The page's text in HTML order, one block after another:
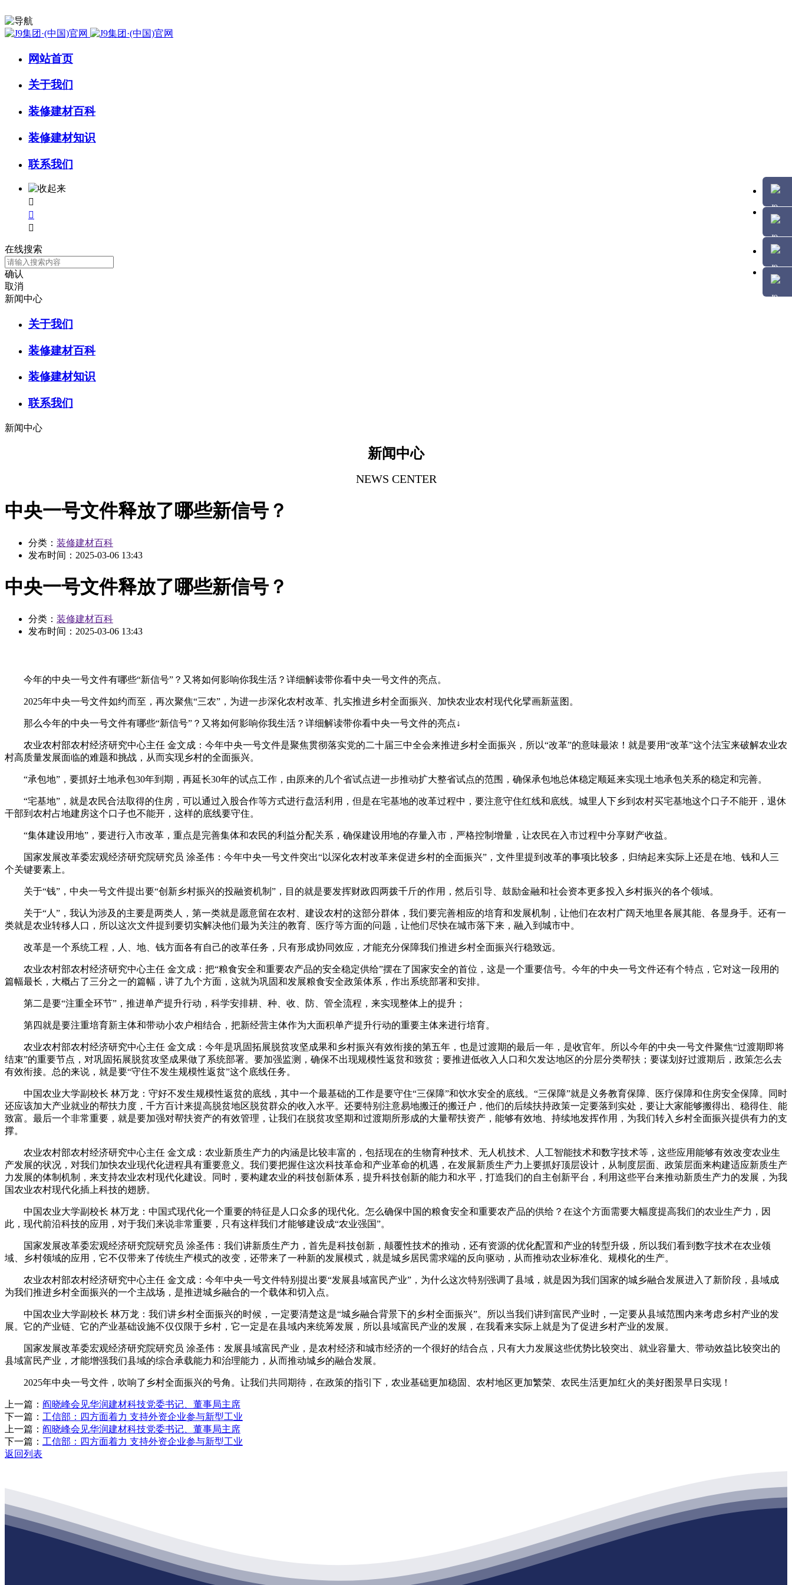
网站首页
关于我们
装修建材百科
装修建材知识
联系我们



在线搜索
确认
取消
新闻中心
关于我们
装修建材百科
装修建材知识
联系我们
新闻中心
新闻中心
NEWS CENTER
中央一号文件释放了哪些新信号？
分类： 装修建材百科
发布时间： 2025-03-06 13:43
中央一号文件释放了哪些新信号？
分类： 装修建材百科
发布时间： 2025-03-06 13:43
今年的中央一号文件有哪些“新信号”？又将如何影响你我生活？详细解读带你看中央一号文件的亮点。
2025年中央一号文件如约而至，再次聚焦“三农”，为进一步深化农村改革、扎实推进乡村全面振兴、加快农业农村现代化擘画新蓝图。
那么今年的中央一号文件有哪些“新信号”？又将如何影响你我生活？详细解读带你看中央一号文件的亮点↓
农业农村部农村经济研究中心主任 金文成：今年中央一号文件是聚焦贯彻落实党的二十届三中全会来推进乡村全面振兴，所以“改革”的意味最浓！就是要用“改革”这个法宝来破解农业农
村高质量发展面临的难题和挑战，从而实现乡村的全面振兴。
“承包地”，要抓好土地承包30年到期，再延长30年的试点工作，由原来的几个省试点进一步推动扩大整省试点的范围，确保承包地总体稳定顺延来实现土地承包关系的稳定和完善。
“宅基地”，就是农民合法取得的住房，可以通过入股合作等方式进行盘活利用，但是在宅基地的改革过程中，要注意守住红线和底线。城里人下乡到农村买宅基地这个口子不能开，退休
干部到农村占地建房这个口子也不能开，这样的底线要守住。
“集体建设用地”，要进行入市改革，重点是完善集体和农民的利益分配关系，确保建设用地的存量入市，严格控制增量，让农民在入市过程中分享财产收益。
国家发展改革委宏观经济研究院研究员 涂圣伟：今年中央一号文件突出“以深化农村改革来促进乡村的全面振兴”，文件里提到改革的事项比较多，归纳起来实际上还是在地、钱和人三
个关键要素上。
关于“钱”，中央一号文件提出要“创新乡村振兴的投融资机制”，目的就是要发挥财政四两拨千斤的作用，然后引导、鼓励金融和社会资本更多投入乡村振兴的各个领域。
关于“人”，我认为涉及的主要是两类人，第一类就是愿意留在农村、建设农村的这部分群体，我们要完善相应的培育和发展机制，让他们在农村广阔天地里各展其能、各显身手。还有一
类就是农业转移人口，所以这次文件提到要切实解决他们最为关注的教育、医疗等方面的问题，让他们尽快在城市落下来，融入到城市中。
改革是一个系统工程，人、地、钱方面各有自己的改革任务，只有形成协同效应，才能充分保障我们推进乡村全面振兴行稳致远。
农业农村部农村经济研究中心主任 金文成：把“粮食安全和重要农产品的安全稳定供给”摆在了国家安全的首位，这是一个重要信号。今年的中央一号文件还有个特点，它对这一段用的
篇幅最长，大概占了三分之一的篇幅，讲了九个方面，这就为巩固和发展粮食安全政策体系，作出系统部署和安排。
第二是要“注重全环节”，推进单产提升行动，科学安排耕、种、收、防、管全流程，来实现整体上的提升；
第四就是要注重培育新主体和带动小农户相结合，把新经营主体作为大面积单产提升行动的重要主体来进行培育。
农业农村部农村经济研究中心主任 金文成：今年是巩固拓展脱贫攻坚成果和乡村振兴有效衔接的第五年，也是过渡期的最后一年，是收官年。所以今年的中央一号文件聚焦“过渡期即将
结束”的重要节点，对巩固拓展脱贫攻坚成果做了系统部署。要加强监测，确保不出现规模性返贫和致贫；要推进低收入人口和欠发达地区的分层分类帮扶；要谋划好过渡期后，政策怎么去
有效衔接。总的来说，就是要“守住不发生规模性返贫”这个底线任务。
中国农业大学副校长 林万龙：守好不发生规模性返贫的底线，其中一个最基础的工作是要守住“三保障”和饮水安全的底线。“三保障”就是义务教育保障、医疗保障和住房安全保障。同时
还应该加大产业就业的帮扶力度，千方百计来提高脱贫地区脱贫群众的收入水平。还要特别注意易地搬迁的搬迁户，他们的后续扶持政策一定要落到实处，要让大家能够搬得出、稳得住、能
致富。最后一个非常重要，就是要加强对帮扶资产的有效管理，让我们在脱贫攻坚期和过渡期所形成的大量帮扶资产，能够有效地、持续地发挥作用，为我们转入乡村全面振兴提供有力的支
撑。
农业农村部农村经济研究中心主任 金文成：农业新质生产力的内涵是比较丰富的，包括现在的生物育种技术、无人机技术、人工智能技术和数字技术等，这些应用能够有效改变农业生
产发展的状况，对我们加快农业现代化进程具有重要意义。我们要把握住这次科技革命和产业革命的机遇，在发展新质生产力上要抓好顶层设计，从制度层面、政策层面来构建适应新质生产
力发展的体制机制，来支持农业农村现代化建设。同时，要构建农业的科技创新体系，提升科技创新的能力和水平，打造我们的自主创新平台，利用这些平台来推动新质生产力的发展，为我
国农业农村现代化插上科技的翅膀。
中国农业大学副校长 林万龙：中国式现代化一个重要的特征是人口众多的现代化。怎么确保中国的粮食安全和重要农产品的供给？在这个方面需要大幅度提高我们的农业生产力，因
此，现代前沿科技的应用，对于我们来说非常重要，只有这样我们才能够建设成“农业强国”。
国家发展改革委宏观经济研究院研究员 涂圣伟：我们讲新质生产力，首先是科技创新，颠覆性技术的推动，还有资源的优化配置和产业的转型升级，所以我们看到数字技术在农业领
域、乡村领域的应用，它不仅带来了传统生产模式的改变，还带来了一种新的发展模式，就是城乡居民需求端的反向驱动，从而推动农业标准化、规模化的生产。
农业农村部农村经济研究中心主任 金文成：今年中央一号文件特别提出要“发展县域富民产业”，为什么这次特别强调了县域，就是因为我们国家的城乡融合发展进入了新阶段，县域成
为我们推进乡村全面振兴的一个主战场，是推进城乡融合的一个载体和切入点。
中国农业大学副校长 林万龙：我们讲乡村全面振兴的时候，一定要清楚这是“城乡融合背景下的乡村全面振兴”。所以当我们讲到富民产业时，一定要从县域范围内来考虑乡村产业的发
展。它的产业链、它的产业基础设施不仅仅限于乡村，它一定是在县域内来统筹发展，所以县域富民产业的发展，在我看来实际上就是为了促进乡村产业的发展。
国家发展改革委宏观经济研究院研究员 涂圣伟：发展县域富民产业，是农村经济和城市经济的一个很好的结合点，只有大力发展这些优势比较突出、就业容量大、带动效益比较突出的
县域富民产业，才能增强我们县域的综合承载能力和治理能力，从而推动城乡的融合发展。
2025年中央一号文件，吹响了乡村全面振兴的号角。让我们共同期待，在政策的指引下，农业基础更加稳固、农村地区更加繁荣、农民生活更加红火的美好图景早日实现！
上一篇： 阎晓峰会见华润建材科技党委书记、董事局主席
下一篇： 工信部：四方面着力 支持外资企业参与新型工业
上一篇： 阎晓峰会见华润建材科技党委书记、董事局主席
下一篇： 工信部：四方面着力 支持外资企业参与新型工业
返回列表